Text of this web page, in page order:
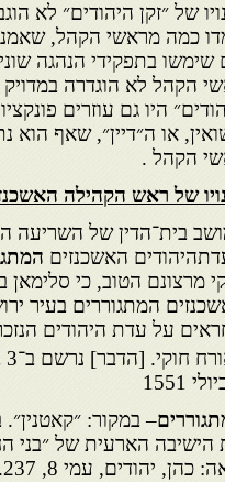
של ״זקן היהודים״ לא
כמה מראשי הקהל,
שימשו בתפקידי הנהגה
הקהל לא הוגדרה במדויק
היו גם עוזרים
או ה״דיין״, שאף
הקהל .
של ראש הקהילה
בית־הדין של השריעה
האשכנזים
מרצונם הטוב, כי
המתגוררים בעיר
על עדת היהודים
חוקי. [הדבר] נרשם ב־3 בחודש רג
– במקור:
הישיבה הארעית של ״בני
כהן, יהודים, עמי 8, 237.